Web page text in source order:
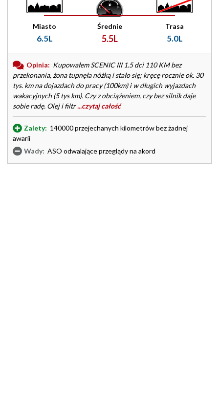
Miasto
6.5L
Średnie
5.5L
Trasa
5.0L
Opinia: Kupowałem SCENIC III 1.5 dci 110 KM bez
przekonania, żona tupnęła nóżką i stało się; kręcę rocznie ok. 30
tys. km na dojazdach do pracy (100km) i w długich wyjazdach
wakacyjnych (5 tys km). Czy z obciążeniem, czy bez silnik daje
sobie radę. Olej i filtr...czytaj całość
Zalety: 140000 przejechanych kilometrów bez żadnej
awarii
Wady: ASO odwalające przeglądy na akord